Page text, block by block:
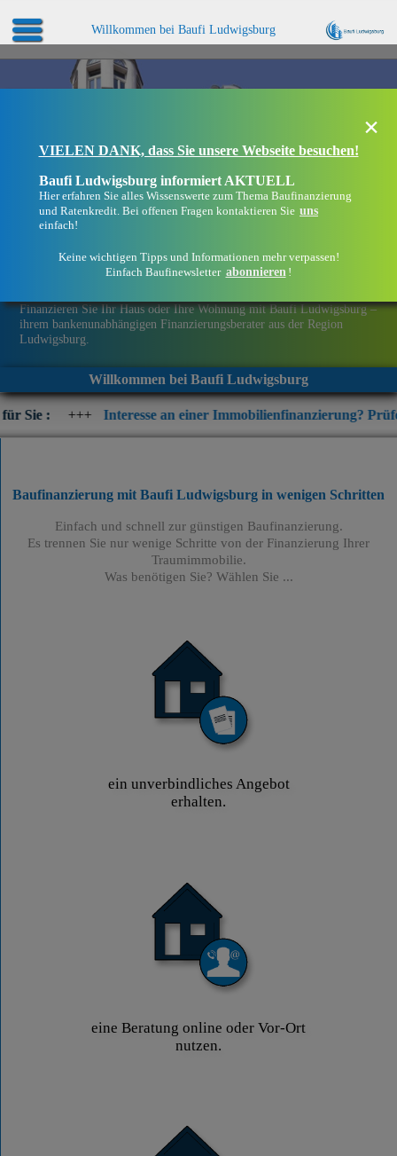
Willkommen bei Baufi Ludwigsburg
Finanzieren Sie Ihr Haus oder Ihre Wohnung mit Baufi Ludwigsburg –
ihrem bankenunabhängigen Finanzierungsberater aus der Region
Ludwigsburg.
Willkommen bei Baufi Ludwigsburg
Interesse an einer Immobilienfinanzierung? Prüfen Sie jetzt
×
VIELEN DANK, dass Sie unsere Webseite besuchen!
Baufi Ludwigsburg informiert AKTUELL
Hier erfahren Sie alles Wissenswerte zum Thema Baufinanzierung
und Ratenkredit. Bei offenen Fragen kontaktieren Sie uns
einfach!
Keine wichtigen Tipps und Informationen mehr verpassen!
Einfach Baufinewsletter abonnieren !
Baufinanzierung mit Baufi Ludwigsburg in wenigen Schritten
Einfach und schnell zur günstigen Baufinanzierung.
Es trennen Sie nur wenige Schritte von der Finanzierung Ihrer
Traumimmobilie.
Was benötigen Sie? Wählen Sie ...
ein unverbindliches Angebot
erhalten.
eine Beratung online oder Vor-Ort
nutzen.